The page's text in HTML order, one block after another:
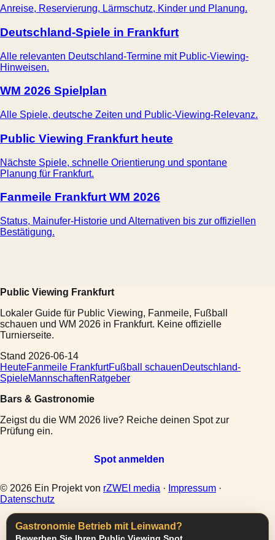
Gastronomie Betrieb mit Leinwand?
Anreise, Reservierung, Lärmschutz, Kinder und Planung.
Deutschland-Spiele in Frankfurt
Alle relevanten Deutschland-Termine mit Public-Viewing-
Hinweisen.
WM 2026 Spielplan
Alle Spiele, deutsche Zeiten und Public-Viewing-Relevanz.
Public Viewing Frankfurt heute
Nächste Spiele, schnelle Orientierung und spontane
Planung für Frankfurt.
Fanmeile Frankfurt WM 2026
Status, Mainufer-Historie und Alternativen bis zur offiziellen
Bestätigung.
Public Viewing Frankfurt
Lokaler Guide für Public Viewing, Fanmeile, Fußball
schauen und WM 2026 in Frankfurt. Keine offizielle
Turnierseite.
Stand 2026-06-14
HeuteFanmeile FrankfurtFußball schauenDeutschland-
SpieleMannschaftenRatgeber
Bars & Gastronomie
Zeigst du die WM 2026 live? Reiche deinen Spot zur
Prüfung ein.
Spot anmelden
© 2026 Ein Projekt von rZWEI media · Impressum ·
Datenschutz